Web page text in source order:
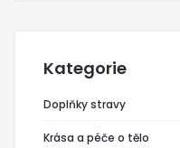
Kategorie
Doplňky stravy
Krása a péče o tělo